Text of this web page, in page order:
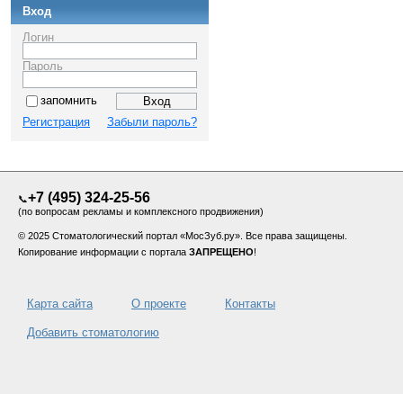
Вход
Логин
Пароль
запомнить
Регистрация
Забыли пароль?
📞+7 (495) 324-25-56
(по вопросам рекламы и комплексного продвижения)
© 2025 Стоматологический портал «МосЗуб.ру». Все права защищены.
Копирование информации с портала ЗАПРЕЩЕНО!
Карта сайта О проекте Контакты
Добавить стоматологию